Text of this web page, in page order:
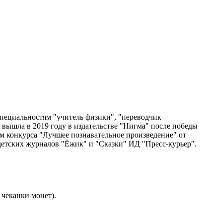
"учитель физики", "переводчик
вышла в 2019 году в издательстве "Нигма" после победы
"Лучшее познавательное произведение" от
журналов "Ёжик" и "Сказки" ИД "Пресс-курьер".
монет).